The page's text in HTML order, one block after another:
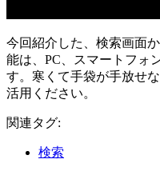
今回紹介した、検索画面
能は、PC、スマートフォ
す。寒くて手袋が手放せ
活用ください。
関連タグ:
検索